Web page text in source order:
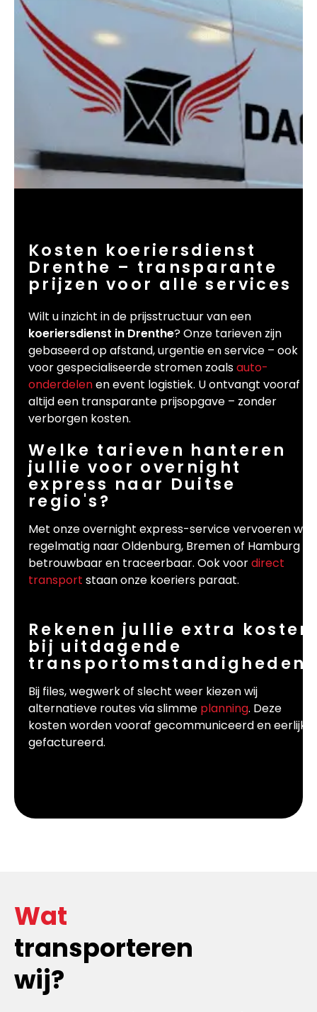
Kosten koeriersdienst
Drenthe – transparante
prijzen voor alle services
Wilt u inzicht in de prijsstructuur van een
koeriersdienst in Drenthe? Onze tarieven zijn
gebaseerd op afstand, urgentie en service – ook
voor gespecialiseerde stromen zoalsauto-
onderdelenen event logistiek. U ontvangt vooraf
altijd een transparante prijsopgave – zonder
verborgen kosten.
Welke tarieven hanteren
jullie voor overnight
express naar Duitse
regio's?
Met onze overnight express-service vervoeren wij
regelmatig naar Oldenburg, Bremen of Hamburg –
betrouwbaar en traceerbaar. Ook voordirect
transport staan onze koeriers paraat.
Rekenen jullie extra kosten
bij uitdagende
transportomstandigheden?
Bij files, wegwerk of slecht weer kiezen wij
alternatieve routes via slimme planning. Deze
kosten worden vooraf gecommuniceerd en eerlijk
gefactureerd.
Wat
transporteren
wij?